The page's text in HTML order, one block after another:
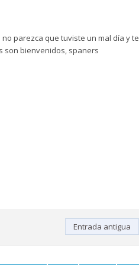
parezca que tuviste un mal día y te
son bienvenidos, spaners
Entrada antigua